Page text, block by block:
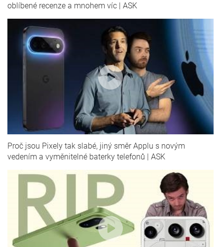
oblíbené recenze a mnohem víc | ASK
Proč jsou Pixely tak slabé, jiný směr Applu s novým
vedením a vyměnitelné baterky telefonů | ASK